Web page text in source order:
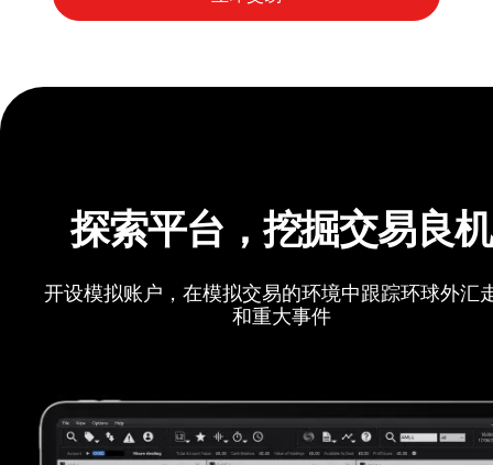
探索平台，挖掘交易良机
开设模拟账户，在模拟交易的环境中跟踪环球外汇
和重大事件